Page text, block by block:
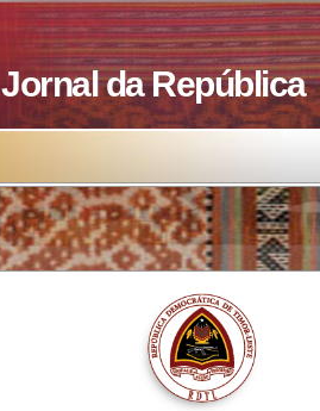
Jornal da República